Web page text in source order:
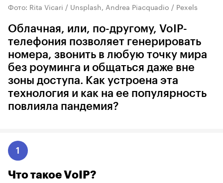
Фото: Rita Vicari / Unsplash, Andrea Piacquadio / Pexels
Облачная, или, по-другому, VoIP-
телефония позволяет генерировать
номера, звонить в любую точку мира
без роуминга и общаться даже вне
зоны доступа. Как устроена эта
технология и как на ее популярность
повлияла пандемия?
1
Что такое VоIP?